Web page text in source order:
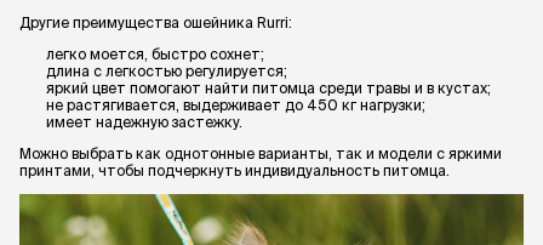
Другие преимущества ошейника Rurri:
легко моется, быстро сохнет;
длина с легкостью регулируется;
яркий цвет помогают найти питомца среди травы и в кустах;
не растягивается, выдерживает до 450 кг нагрузки;
имеет надежную застежку.
Можно выбрать как однотонные варианты, так и модели с яркими
принтами, чтобы подчеркнуть индивидуальность питомца.